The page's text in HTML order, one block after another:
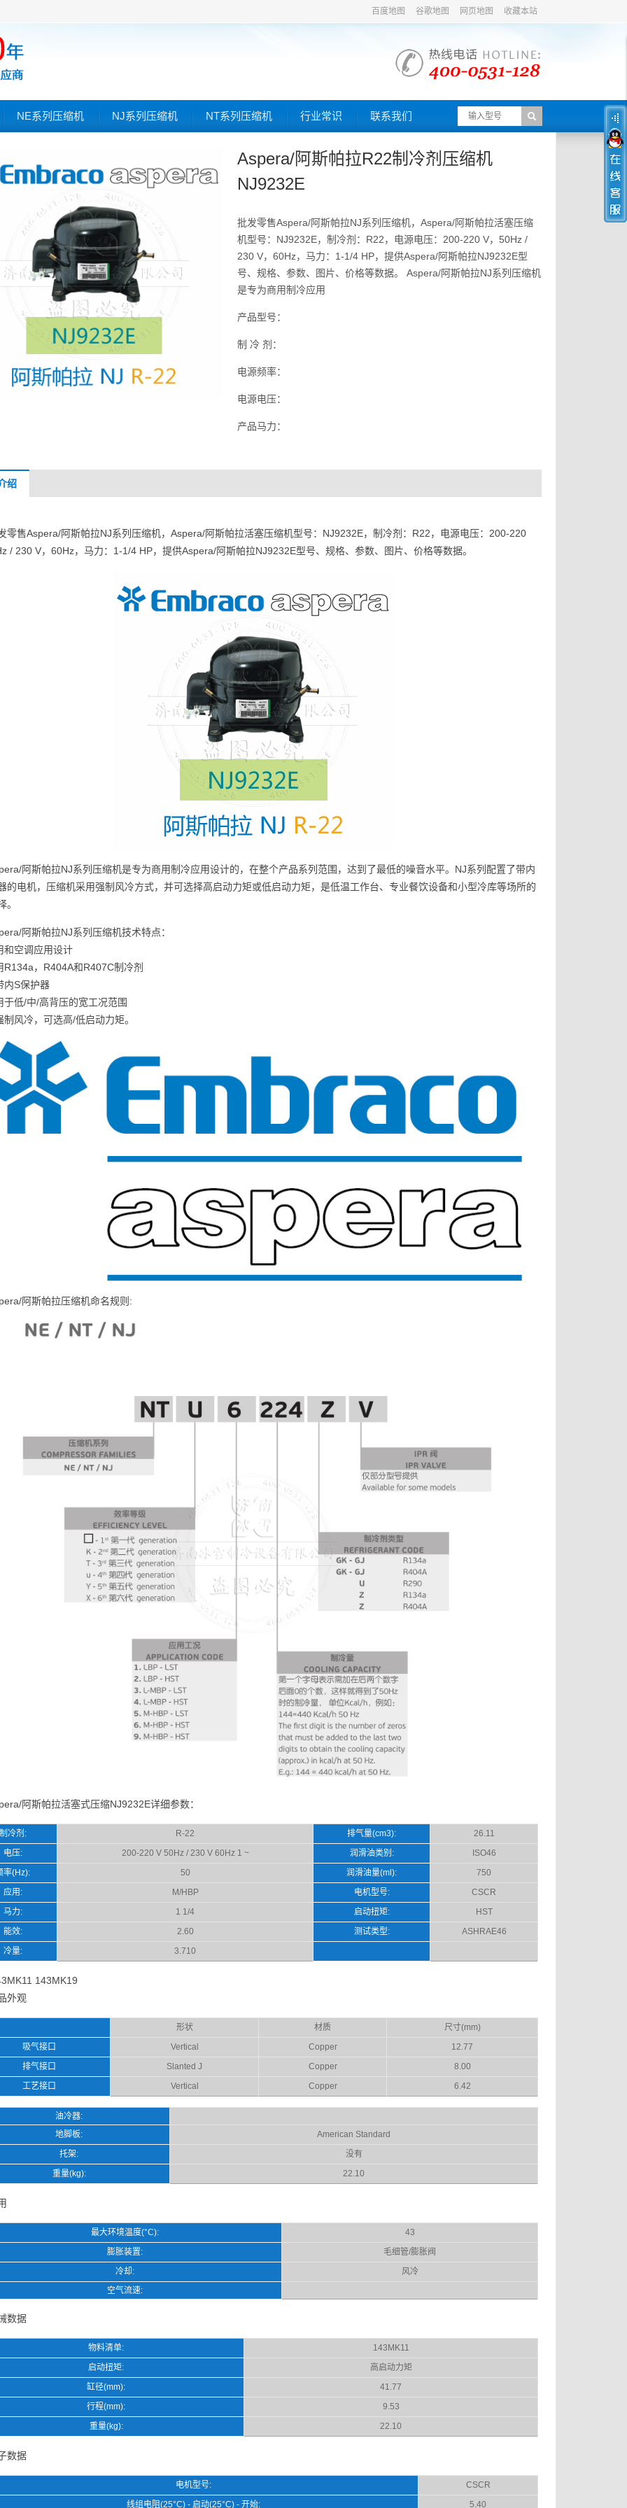
百度地图 谷歌地图 网页地图 收藏本站
NE系列压缩机 NJ系列压缩机 NT系列压缩机 行业常识 联系我们
Aspera/阿斯帕拉R22制冷剂压缩机
NJ9232E
批发零售Aspera/阿斯帕拉NJ系列压缩机，Aspera/阿斯帕拉活塞压缩
机型号：NJ9232E，制冷剂：R22，电源电压：200-220 V，50Hz /
230 V，60Hz，马力：1-1/4 HP，提供Aspera/阿斯帕拉NJ9232E型
号、规格、参数、图片、价格等数据。 Aspera/阿斯帕拉NJ系列压缩机
是专为商用制冷应用
产品型号：
制 冷 剂：
电源频率：
电源电压：
产品马力：
绍
零售Aspera/阿斯帕拉NJ系列压缩机，Aspera/阿斯帕拉活塞压缩机型号：NJ9232E，制冷剂：R22，电源电压：200-220
/ 230 V，60Hz，马力：1-1/4 HP，提供Aspera/阿斯帕拉NJ9232E型号、规格、参数、图片、价格等数据。
阿斯帕拉NJ系列压缩机是专为商用制冷应用设计的，在整个产品系列范围，达到了最低的噪音水平。NJ系列配置了带内
的电机，压缩机采用强制风冷方式，并可选择高启动力矩或低启动力矩，是低温工作台、专业餐饮设备和小型冷库等场所的
。
阿斯帕拉NJ系列压缩机技术特点：
和空调应用设计
R134a，R404A和R407C制冷剂
内S保护器
于低/中/高背压的宽工况范围
制风冷，可选高/低启动力矩。
阿斯帕拉压缩机命名规则:
阿斯帕拉活塞式压缩NJ9232E详细参数：
冷剂: R-22 排气量(cm3):
26.11
电压:
200-220 V 50Hz / 230 V 60Hz 1 ~ 润滑油类别:
ISO46
率(Hz):
50 润滑油量(ml):
750
应用:
M/HBP 电机型号:
CSCR
马力:
1 1/4 启动扭矩:
HST
能效:
2.60 测试类型:
ASHRAE46
冷量:
3.710
143MK19
外观
形状 材质
尺寸(mm)
吸气接口
Vertical Copper
12.77
排气接口
Slanted J Copper
8.00
工艺接口
Vertical Copper 6.42
油冷器:
地脚板:
American Standard
托架:
没有
重量(kg):
22.10
最大环境温度(°C):
43
膨胀装置:
毛细管/膨胀阀
冷却:
风冷
空气流速:
数据
物料清单:
143MK11
启动扭矩:
高启动力矩
缸径(mm):
41.77
行程(mm):
9.53
重量(kg):
22.10
数据
电机型号:
CSCR
线组电阻(25°C) - 启动(25°C) - 开始:
5.40